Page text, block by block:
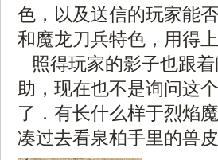
色，以及送信的玩家能
和魔龙刀兵特色，用得
照得玩家的影子也跟
助，现在也不是询问这
了．有长什么样于烈焰
凑过去看泉柏手里的兽